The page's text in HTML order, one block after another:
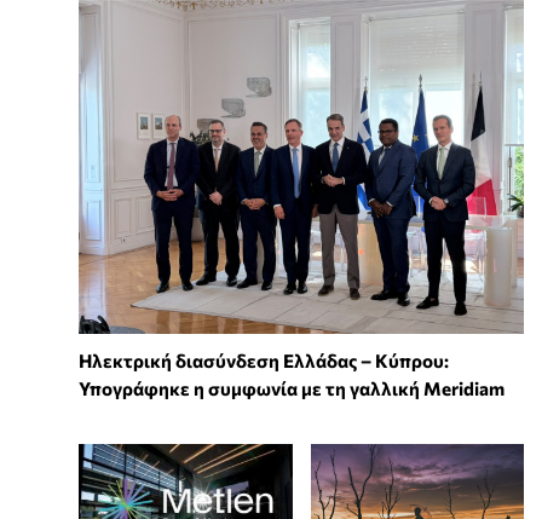
Ηλεκτρική διασύνδεση Ελλάδας – Κύπρου:
Υπογράφηκε η συμφωνία με τη γαλλική Meridiam